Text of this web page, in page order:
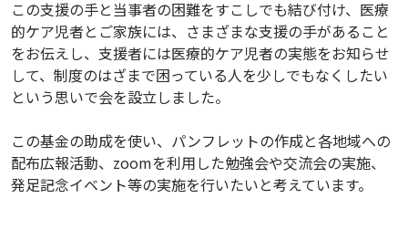
この支援の手と当事者の困難をすこしでも結び付け、医療
的ケア児者とご家族には、さまざまな支援の手があること
をお伝えし、支援者には医療的ケア児者の実態をお知らせ
して、制度のはざまで困っている人を少しでもなくしたい
という思いで会を設立しました。
この基金の助成を使い、パンフレットの作成と各地域への
配布広報活動、zoomを利用した勉強会や交流会の実施、
発足記念イベント等の実施を行いたいと考えています。